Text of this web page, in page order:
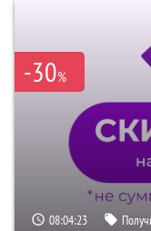
-30%
08:04:22